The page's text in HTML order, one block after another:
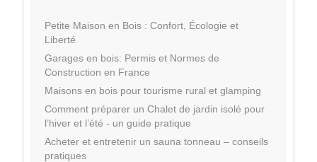
Petite Maison en Bois : Confort, Écologie et
Liberté
Garages en bois: Permis et Normes de
Construction en France
Maisons en bois pour tourisme rural et glamping
Comment préparer un Chalet de jardin isolé pour
l’hiver et l’été - un guide pratique
Acheter et entretenir un sauna tonneau – conseils
pratiques